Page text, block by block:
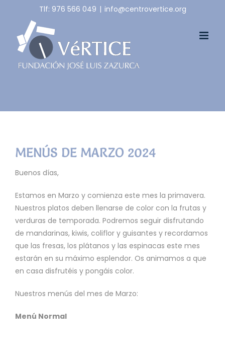
content
Tlf: 976 566 049 | info@centrovertice.org
MENÚS DE MARZO 2024
Buenos días,
Estamos en Marzo y comienza este mes la primavera.
Nuestros platos deben llenarse de color con la frutas y
verduras de temporada. Podremos seguir disfrutando
de mandarinas, kiwis, coliflor y guisantes y recordamos
que las fresas, los plátanos y las espinacas este mes
estarán en su máximo esplendor. Os animamos a que
en casa disfrutéis y pongáis color.
Nuestros menús del mes de Marzo:
Menú Normal